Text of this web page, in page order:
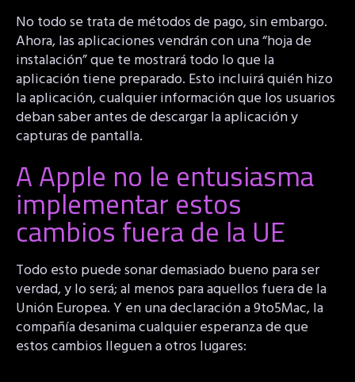
No todo se trata de métodos de pago, sin embargo.
Ahora, las aplicaciones vendrán con una “hoja de
instalación” que te mostrará todo lo que la
aplicación tiene preparado. Esto incluirá quién hizo
la aplicación, cualquier información que los usuarios
deban saber antes de descargar la aplicación y
capturas de pantalla.
A Apple no le entusiasma
implementar estos
cambios fuera de la UE
Todo esto puede sonar demasiado bueno para ser
verdad, y lo será; al menos para aquellos fuera de la
Unión Europea. Y en una declaración a 9to5Mac, la
compañía desanima cualquier esperanza de que
estos cambios lleguen a otros lugares: